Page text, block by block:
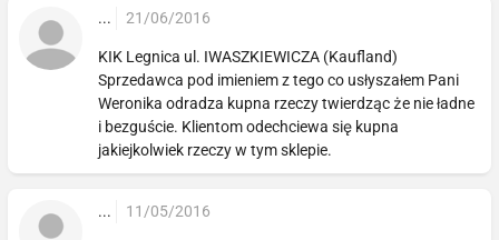
... 21/06/2016
KIK Legnica ul. IWASZKIEWICZA (Kaufland)
Sprzedawca pod imieniem z tego co usłyszałem Pani
Weronika odradza kupna rzeczy twierdząc że nie ładne
i bezguście. Klientom odechciewa się kupna
jakiejkolwiek rzeczy w tym sklepie.
... 11/05/2016